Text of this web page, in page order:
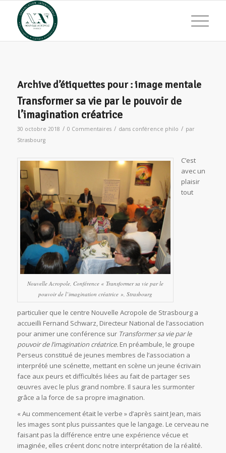
Archive d’étiquettes pour :image mentale
Transformer sa vie par le pouvoir de
l’imagination créatrice
30 octobre 2018 / 0 Commentaires / dans conférence philo / par
Strasbourg
Nouvelle Acropole, Conférence « Transformer sa vie par le
pouvoir de l’imagination créatrice », Strasbourg
C’est
avec un
plaisir
tout
particulier que le centre Nouvelle Acropole de Strasbourg a
accueilli Fernand Schwarz, Directeur National de l’association
pour animer une conférence sur Transformer sa vie par le
pouvoir de l’imagination créatrice. En préambule, le groupe
Perseus constitué de jeunes membres de l’association a
interprété une scénette, mettant en scène un jeune écrivain
face aux peurs et difficultés liées au fait de partager ses
œuvres avec le plus grand nombre. Il saura les surmonter
grâce a la force de sa propre imagination.
« Au commencement était le verbe » d’après saint Jean, mais
les images sont plus puissantes que le langage. Le cerveau ne
faisant pas la différence entre une expérience vécue et
imaginée, elles créent donc notre interprétation de la réalité.